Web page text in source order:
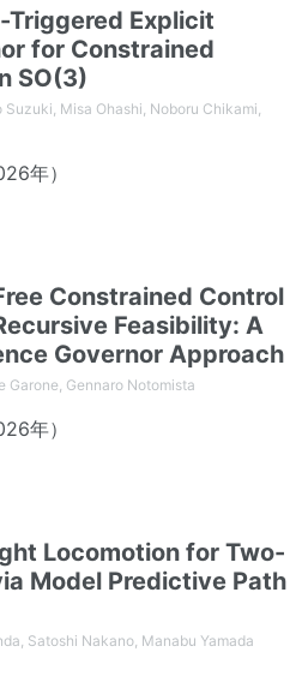
Triggered Explicit
for Constrained
SO(3)
Misa Ohashi, Noboru Chikami,
年）
Constrained Control
Feasibility: A
Governor Approach
Garone, Gennaro Notomista
年）
Locomotion for Two-
Model Predictive Path
Satoshi Nakano, Manabu Yamada